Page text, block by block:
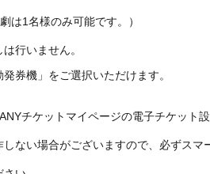
は1名様のみ可能です。）
券機」をご選択いただけます。
チケットマイページの電子チケット
ない場合がございますので、必ずスマ